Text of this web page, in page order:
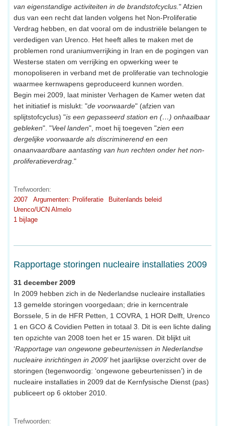
van eigenstandige activiteiten in de brandstofcyclus. " Afzien
dus van een recht dat landen volgens het Non-Proliferatie
Verdrag hebben, en dat vooral om de industriële belangen te
verdedigen van Urenco. Het heeft alles te maken met de
problemen rond uraniumverrijking in Iran en de pogingen van
Westerse staten om verrijking en opwerking weer te
monopoliseren in verband met de proliferatie van technologie
waarmee kernwapens geproduceerd kunnen worden.
Begin mei 2009, laat minister Verhagen de Kamer weten dat
het initiatief is mislukt: "de voorwaarde" (afzien van
splijtstofcyclus) "is een gepasseerd station en (…) onhaalbaar
gebleken". "Veel landen", moet hij toegeven "zien een
dergelijke voorwaarde als discriminerend en een
onaanvaardbare aantasting van hun rechten onder het non-
proliferatieverdrag ."
Trefwoorden:
2007
Argumenten: Proliferatie
Buitenlands beleid
Urenco/UCN Almelo
1 bijlage
Rapportage storingen nucleaire installaties 2009
31 december 2009
In 2009 hebben zich in de Nederlandse nucleaire installaties
13 gemelde storingen voorgedaan; drie in kerncentrale
Borssele, 5 in de HFR Petten, 1 COVRA, 1 HOR Delft, Urenco
1 en GCO & Covidien Petten in totaal 3. Dit is een lichte daling
ten opzichte van 2008 toen het er 15 waren. Dit blijkt uit
‘Rapportage van ongewone gebeurtenissen in Nederlandse
nucleaire inrichtingen in 2009’ het jaarlijkse overzicht over de
storingen (tegenwoordig: ‘ongewone gebeurtenissen’) in de
nucleaire installaties in 2009 dat de Kernfysische Dienst (pas)
publiceert op 6 oktober 2010.
Trefwoorden: